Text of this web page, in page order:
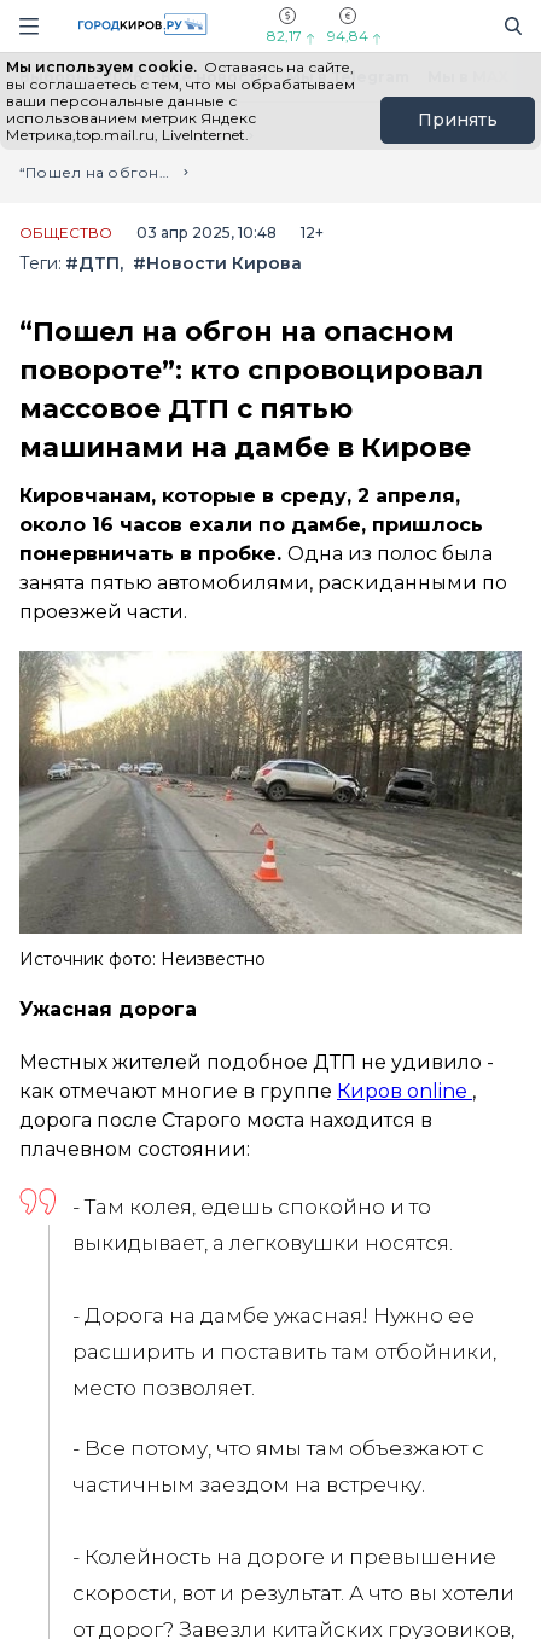
Навигация сайта
82,17 94,84
Мы используем cookie. Оставаясь на сайте,
вы соглашаетесь с тем, что мы обрабатываем
ваши персональные данные с
использованием метрик Яндекс
Метрика,top.mail.ru, LiveInternet.
Принять
Выборы - 2026 Все новости Мы в Telegram
Главная
Лента новостей
“Пошел на обгон на опасном повороте”: кто спровоцировал массовое ДТП с пятью машинами на дамбе в Кирове
ОБЩЕСТВО 03 апр 2025, 10:48 12+
Теги: #ДТП #Новости Кирова
“Пошел на обгон на опасном
повороте”: кто спровоцировал
массовое ДТП с пятью
машинами на дамбе в Кирове
Кировчанам, которые в среду, 2 апреля,
около 16 часов ехали по дамбе, пришлось
понервничать в пробке. Одна из полос была
занята пятью автомобилями, раскиданными по
проезжей части.
Источник фото: Неизвестно
Ужасная дорога
Местных жителей подобное ДТП не удивило -
как отмечают многие в группе Киров online ,
дорога после Старого моста находится в
плачевном состоянии:
- Там колея, едешь спокойно и то
выкидывает, а легковушки носятся.
- Дорога на дамбе ужасная! Нужно ее
расширить и поставить там отбойники,
место позволяет.
- Все потому, что ямы там объезжают с
частичным заездом на встречку.
- Колейность на дороге и превышение
скорости, вот и результат. А что вы хотели
от дорог? Завезли китайских грузовиков,